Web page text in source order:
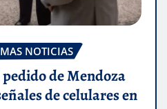
NOTICIAS
de Mendoza
de celulares en